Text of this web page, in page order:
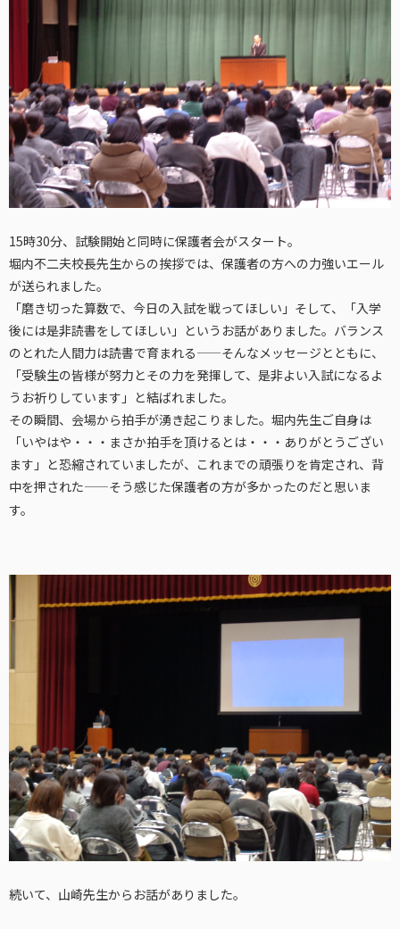
15時30分、試験開始と同時に保護者会がスタート。
堀内不二夫校長先生からの挨拶では、保護者の方への力強いエール
が送られました。
「磨き切った算数で、今日の入試を戦ってほしい」そして、「入学
後には是非読書をしてほしい」というお話がありました。バランス
のとれた人間力は読書で育まれる——そんなメッセージとともに、
「受験生の皆様が努力とその力を発揮して、是非よい入試になるよ
うお祈りしています」と結ばれました。
その瞬間、会場から拍手が湧き起こりました。堀内先生ご自身は
「いやはや・・・まさか拍手を頂けるとは・・・ありがとうござい
ます」と恐縮されていましたが、これまでの頑張りを肯定され、背
中を押された——そう感じた保護者の方が多かったのだと思いま
す。
続いて、山崎先生からお話がありました。